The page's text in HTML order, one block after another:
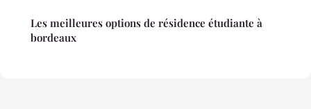
Les meilleures options de résidence étudiante à
bordeaux